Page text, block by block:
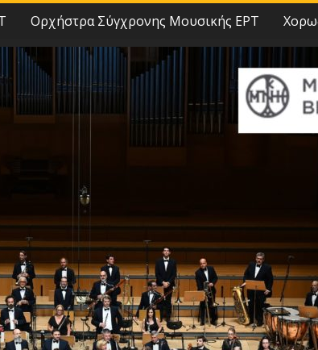
Ορχήστρα Σύγχρονης Μουσικής ΕΡΤ